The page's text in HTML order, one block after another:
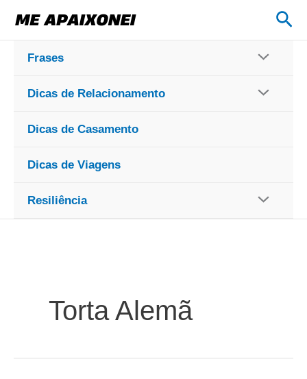
para
conteúdo
Frases
Dicas de Relacionamento
Dicas de Casamento
Dicas de Viagens
Resiliência
Torta Alemã